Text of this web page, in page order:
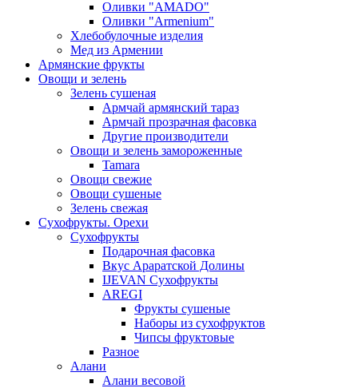
Оливки "AMADO"
Оливки "Armenium"
Хлебобулочные изделия
Мед из Армении
Армянские фрукты
Овощи и зелень
Зелень сушеная
Армчай армянский тараз
Армчай прозрачная фасовка
Другие производители
Овощи и зелень замороженные
Tamara
Овощи свежие
Овощи сушеные
Зелень свежая
Сухофрукты. Орехи
Сухофрукты
Подарочная фасовка
Вкус Араратской Долины
IJEVAN Сухофрукты
AREGI
Фрукты сушеные
Наборы из сухофруктов
Чипсы фруктовые
Разное
Алани
Алани весовой